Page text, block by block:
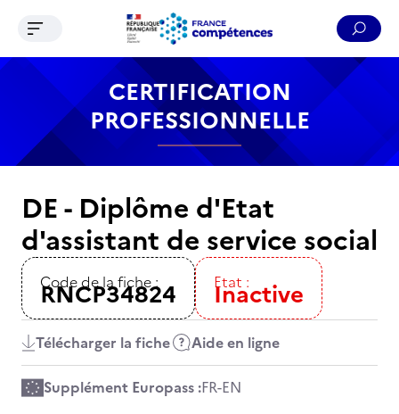
Contenu Recherche Menu Pied de page
Ouvrir le menu de navigation
CERTIFICATION
PROFESSIONNELLE
DE - Diplôme d'Etat
d'assistant de service social
Code de la fiche :
RNCP34824 Etat :
Inactive
Télécharger la fiche Aide en ligne
Supplément Europass :FR-EN